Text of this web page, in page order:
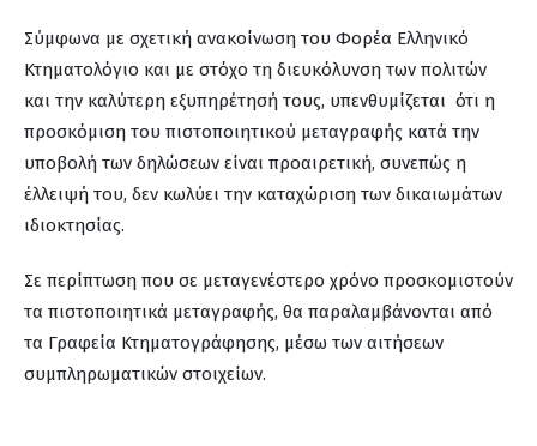
Σύμφωνα με σχετική ανακοίνωση του Φορέα Ελληνικό
Κτηματολόγιο και με στόχο τη διευκόλυνση των πολιτών
και την καλύτερη εξυπηρέτησή τους, υπενθυμίζεται ότι η
προσκόμιση του πιστοποιητικού μεταγραφής κατά την
υποβολή των δηλώσεων είναι προαιρετική, συνεπώς η
έλλειψή του, δεν κωλύει την καταχώριση των δικαιωμάτων
ιδιοκτησίας.
Σε περίπτωση που σε μεταγενέστερο χρόνο προσκομιστούν
τα πιστοποιητικά μεταγραφής, θα παραλαμβάνονται από
τα Γραφεία Κτηματογράφησης, μέσω των αιτήσεων
συμπληρωματικών στοιχείων.